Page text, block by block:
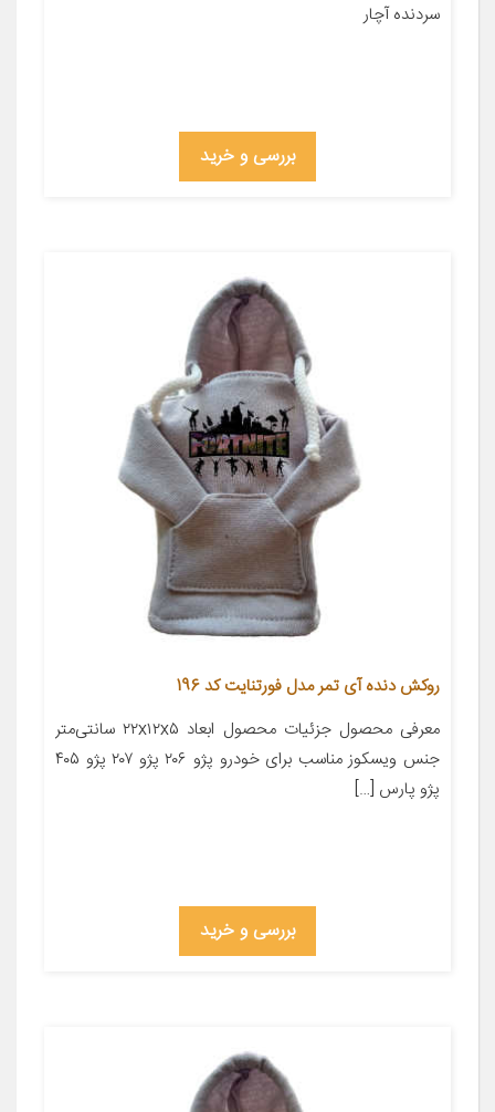
سردنده آچار
بررسی و خرید
روکش دنده آی تمر مدل فورتنایت کد 196
معرفی محصول جزئیات محصول ابعاد ۲۲x۱۲x۵ سانتی‌متر
جنس ویسکوز مناسب برای خودرو پژو ۲۰۶ پژو ۲۰۷ پژو ۴۰۵
پژو پارس […]
بررسی و خرید